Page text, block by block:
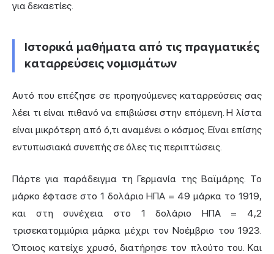
για δεκαετίες.
Ιστορικά μαθήματα από τις πραγματικές
καταρρεύσεις νομισμάτων
Αυτό που επέζησε σε προηγούμενες καταρρεύσεις σας
λέει τι είναι πιθανό να επιβιώσει στην επόμενη. Η λίστα
είναι μικρότερη από ό,τι αναμένει ο κόσμος. Είναι επίσης
εντυπωσιακά συνεπής σε όλες τις περιπτώσεις.
Πάρτε για παράδειγμα τη Γερμανία της Βαϊμάρης. Το
μάρκο έφτασε στο 1 δολάριο ΗΠΑ = 49 μάρκα το 1919,
και στη συνέχεια στο 1 δολάριο ΗΠΑ = 4,2
τρισεκατομμύρια μάρκα μέχρι τον Νοέμβριο του 1923.
Όποιος κατείχε χρυσό, διατήρησε τον πλούτο του. Και